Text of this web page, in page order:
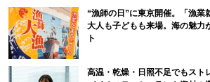
“漁師の日”に東京開催。「漁業
大人も子どもも来場。海の魅力
ト
高温・乾燥・日照不足でもスト